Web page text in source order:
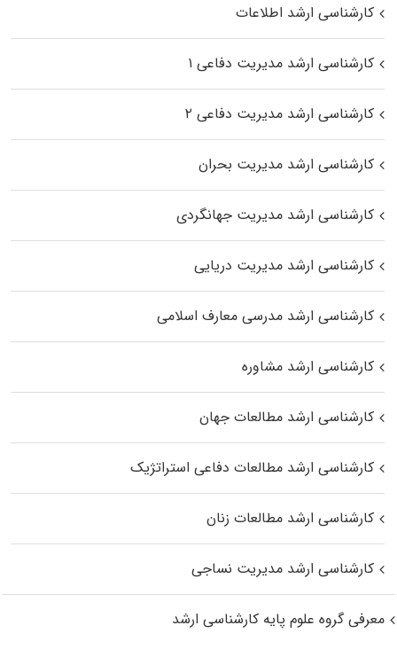
کارشناسی ارشد اطلاعات
کارشناسی ارشد مدیریت دفاعی ۱
کارشناسی ارشد مدیریت دفاعی ۲
کارشناسی ارشد مدیریت بحران
کارشناسی ارشد مدیریت جهانگردی
کارشناسی ارشد مدیریت دریایی
کارشناسی ارشد مدرسی معارف اسلامی
کارشناسی ارشد مشاوره
کارشناسی ارشد مطالعات جهان
کارشناسی ارشد مطالعات دفاعی استراتژیک
کارشناسی ارشد مطالعات زنان
کارشناسی ارشد مدیریت نساجی
معرفی گروه علوم پایه کارشناسی ارشد